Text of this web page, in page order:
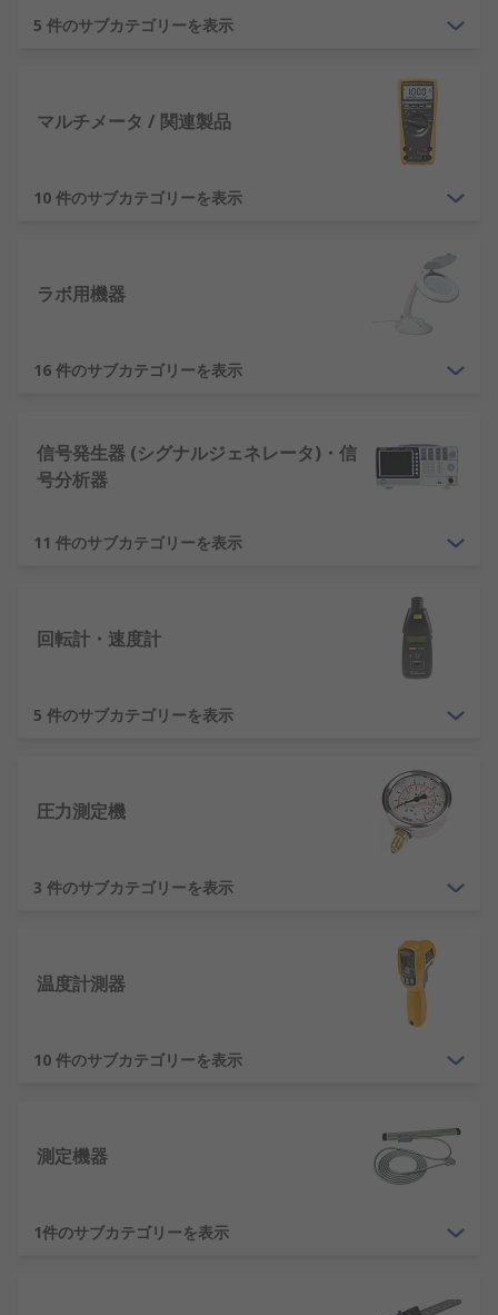
計測器の種類
- さまざまな形態が用意されており、
ベンチ取り付けからハンドヘルドポータブル
テストおよび 計測器までまで揃っています。
- 角度測定時、レベル
測定時またはギャップ測定時は、測定値が正
- 電気信号を波形として画面上
に表示する測定器です。
- 電子回路や配電盤、制御盤などに
子です。
が必要な場合に使用します。
信号発生器
- さまざまな種類の信号発生器と分
マルチメータ- 複数の機能を1台の便利なデバ
-温度は絶えず変化するパラメータ
で、安全かつ最適な性能を確保するために定
期的に監視する必要があります。
置は、周囲の状態を包括的に監視しする能力
- 電子部品テストは、回路設計
とメンテナンスの重要な部分です。 特に、基
板（プリント回路基板）やプロトタイピング
アプリケーションのトラブルシューティング
や検証に役立ちます。
必要な計測器の種類は、テストする材質の種類と、
測定すべき特性によって異なります。サイズ、耐久
キャリブレーションとは、装置の精度を維持するた
めの、より正確な標準に対するテスト装置の比較で
5 件のサブカテゴリーを表示
マルチメータ / 関連製品
10 件のサブカテゴリーを表示
ラボ用機器
16 件のサブカテゴリーを表示
信号発生器 (シグナルジェネレータ)・信
号分析器
11 件のサブカテゴリーを表示
回転計・速度計
5 件のサブカテゴリーを表示
圧力測定機
3 件のサブカテゴリーを表示
温度計測器
10 件のサブカテゴリーを表示
測定機器
1件のサブカテゴリーを表示